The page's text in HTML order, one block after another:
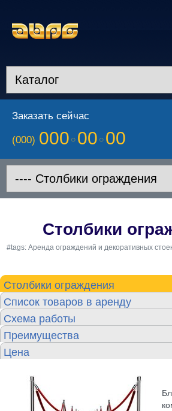
Заказать сейчас
(000) 000 00 00
Столбики
#tags: Аренда ограждений и декоративных
Столбики ограждения
Список товаров в аренду
Схема работы
Преимущества
Цена